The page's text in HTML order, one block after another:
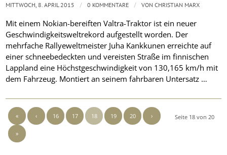
Mit einem Nokian-bereiften Valtra-Traktor ist ein neuer
Geschwindigkeitsweltrekord aufgestellt worden. Der
mehrfache Rallyeweltmeister Juha Kankkunen erreichte auf
einer schneebedeckten und vereisten Straße im finnischen
Lappland eine Höchstgeschwindigkeit von 130,165 km/h mit
dem Fahrzeug. Montiert an seinem fahrbaren Untersatz …
MITTWOCH, 8. APRIL 2015 / 0 KOMMENTARE / VONCHRISTIAN MARX
Seite 18 von 20
« ‹ 16 17 18 19 20 ›
»